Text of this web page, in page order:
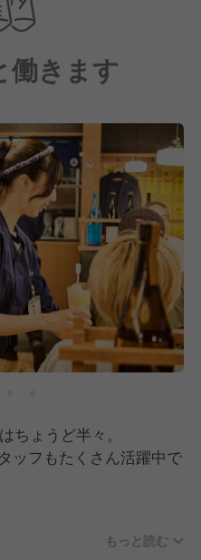
くり、
りたくなるような、
うなお店を目指していま
働きます
ちょうど半々。
ッフもたくさん活躍中で
メンバーばかり。
もっと読む